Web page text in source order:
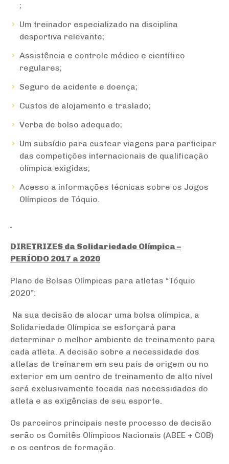
;
Um treinador especializado na disciplina
desportiva relevante;
Assistência e controle médico e científico
regulares;
Seguro de acidente e doença;
Custos de alojamento e traslado;
Verba de bolso adequado;
Um subsídio para custear viagens para participar
das competições internacionais de qualificação
olímpica exigidas;
Acesso a informações técnicas sobre os Jogos
Olímpicos de Tóquio.
DIRETRIZES da Solidariedade Olímpica –
PERÍODO 2017 a 2020
Plano de Bolsas Olímpicas para atletas “Tóquio
2020”:
Na sua decisão de alocar uma bolsa olímpica, a
Solidariedade Olímpica se esforçará para
determinar o melhor ambiente de treinamento para
cada atleta. A decisão sobre a necessidade dos
atletas de treinarem em seu país de origem ou no
exterior em um centro de treinamento de alto nível
será exclusivamente focada nas necessidades do
atleta e as exigências de seu esporte.
Os parceiros principais neste processo de decisão
serão os Comitês Olímpicos Nacionais (ABEE + COB)
e os centros de formação.